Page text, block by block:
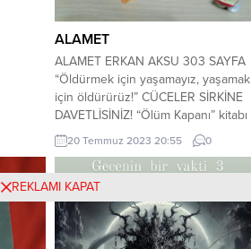
ALAMET
ALAMET ERKAN AKSU 303 SAYFA
“Öldürmek için yaşamayız, yaşamak
için öldürürüz!” CÜCELER SİRKİNE
DAVETLİSİNİZ! “Ölüm Kapanı” kitabı
ile tanışmıştım Erkan Aksu kalemi
ile ve severek okumuştum
Figo’nun hikayesini. Şimdide
bambaşka bir dünyanın kapılarını
araladım Alamet ile. Yine oldukça
akıcı ve heyecan dolu satırlardı.
Hikayemizin baş kahramanı Arif,
20 Temmuz 2023 20:55 0
REKLAMI KAPAT